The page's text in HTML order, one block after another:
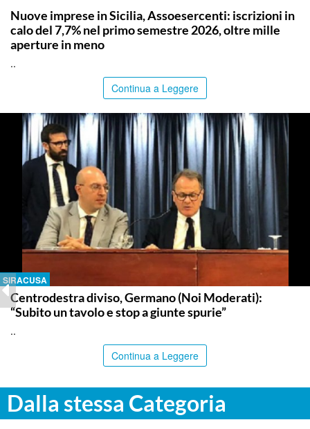
Nuove imprese in Sicilia, Assoesercenti: iscrizioni in
calo del 7,7% nel primo semestre 2026, oltre mille
aperture in meno
..
Continua a Leggere
SIRACUSA
Centrodestra diviso, Germano (Noi Moderati):
“Subito un tavolo e stop a giunte spurie”
..
Continua a Leggere
Dalla stessa Categoria
PALERMO